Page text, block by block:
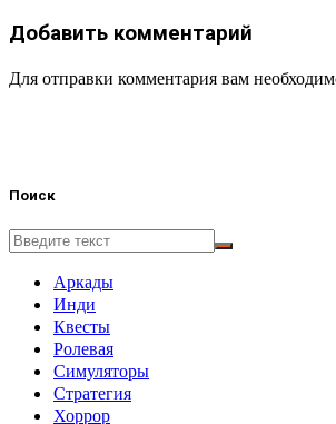
Добавить комментарий
Для отправки комментария вам
Поиск
Аркады
Инди
Квесты
Ролевая
Симуляторы
Стратегия
Хоррор